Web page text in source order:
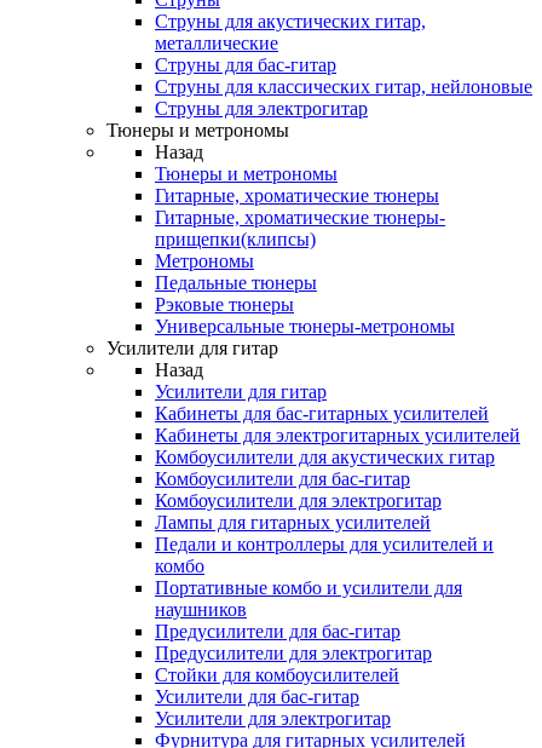
Струны для акустических гитар,
металлические
Струны для бас-гитар
Струны для классических гитар, нейлоновые
Струны для электрогитар
Тюнеры и метрономы
Назад
Тюнеры и метрономы
Гитарные, хроматические тюнеры
Гитарные, хроматические тюнеры-
прищепки(клипсы)
Метрономы
Педальные тюнеры
Рэковые тюнеры
Универсальные тюнеры-метрономы
Усилители для гитар
Назад
Усилители для гитар
Кабинеты для бас-гитарных усилителей
Кабинеты для электрогитарных усилителей
Комбоусилители для акустических гитар
Комбоусилители для бас-гитар
Комбоусилители для электрогитар
Лампы для гитарных усилителей
Педали и контроллеры для усилителей и
комбо
Портативные комбо и усилители для
наушников
Предусилители для бас-гитар
Предусилители для электрогитар
Стойки для комбоусилителей
Усилители для бас-гитар
Усилители для электрогитар
Фурнитура для гитарных усилителей